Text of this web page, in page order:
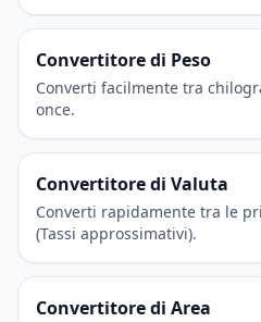
Convertitore di Peso
Converti facilmente tra
once.
Convertitore di Valuta
Converti rapidamente tra le
(Tassi approssimativi).
Convertitore di Area